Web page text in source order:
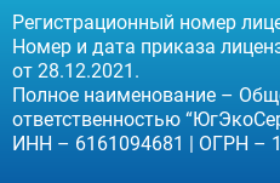
Регистрационный номер
Номер и дата приказа
от 28.12.2021.
Полное наименование –
ответственностью
ИНН – 6161094681 | ОГРН –